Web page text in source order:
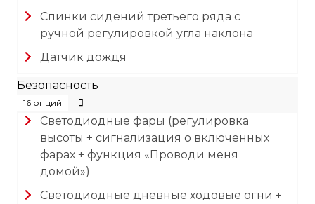
Спинки сидений третьего ряда с
ручной регулировкой угла наклона
Датчик дождя
Безопасность
16 опций
Светодиодные фары (регулировка
высоты + сигнализация о включенных
фарах + функция «Проводи меня
домой»)
Светодиодные дневные ходовые огни +